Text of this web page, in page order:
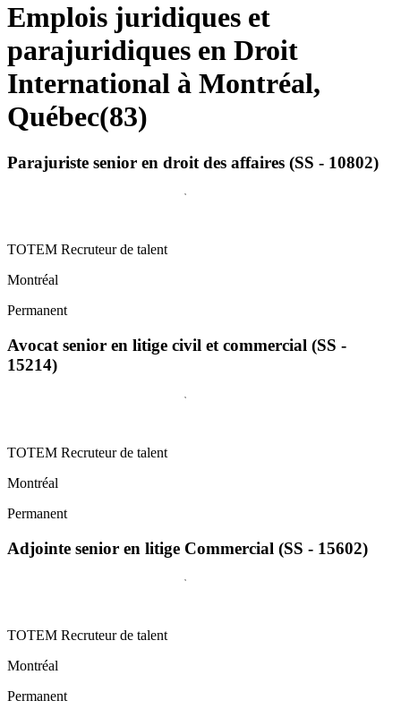
Emplois juridiques et
parajuridiques en Droit
International à Montréal,
Québec(83)
Parajuriste senior en droit des affaires (SS - 10802)
TOTEM Recruteur de talent
Montréal
Permanent
Avocat senior en litige civil et commercial (SS -
15214)
TOTEM Recruteur de talent
Montréal
Permanent
Adjointe senior en litige Commercial (SS - 15602)
TOTEM Recruteur de talent
Montréal
Permanent